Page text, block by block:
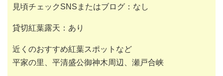
見頃チェックSNSまたはブログ：なし
貸切紅葉露天：あり
近くのおすすめ紅葉スポットなど
平家の里、平清盛公御神木周辺、瀬戸合峡